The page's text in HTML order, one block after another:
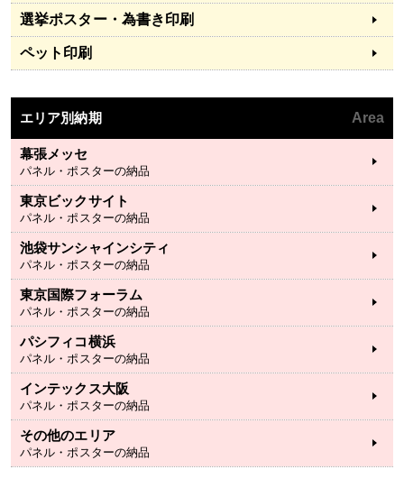
選挙ポスター・為書き印刷
ペット印刷
エリア別納期 Area
幕張メッセ
パネル・ポスターの納品
東京ビックサイト
パネル・ポスターの納品
池袋サンシャインシティ
パネル・ポスターの納品
東京国際フォーラム
パネル・ポスターの納品
パシフィコ横浜
パネル・ポスターの納品
インテックス大阪
パネル・ポスターの納品
その他のエリア
パネル・ポスターの納品